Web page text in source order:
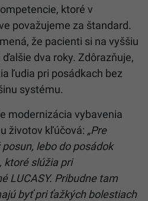
ktoré v
považujeme za štandard.
že pacienti si na vyššiu
dva roky. Zdôrazňuje,
ľudia pri posádkach bez
systému.
modernizácia vybavenia
životov kľúčová: „Pre
lebo do posádok
ktoré slúžia pri
LUCASY. Pribudne tam
byť pri ťažkých bolestiach